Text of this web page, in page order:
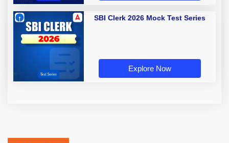
SBI Clerk 2026 Mock Test Series
Explore Now